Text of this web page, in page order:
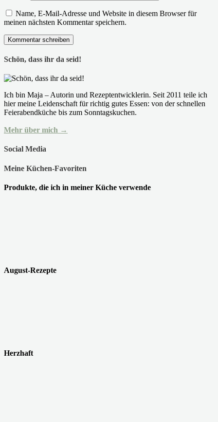
Name, E-Mail-Adresse und Website in diesem Browser für
meinen nächsten Kommentar speichern.
Schön, dass ihr da seid!
Ich bin Maja – Autorin und Rezeptentwicklerin. Seit 2011 teile ich
hier meine Leidenschaft für richtig gutes Essen: von der schnellen
Feierabendküche bis zum Sonntagskuchen.
Mehr über mich →
Social Media
Meine Küchen-Favoriten
Produkte, die ich in meiner Küche verwende
August-Rezepte
Herzhaft